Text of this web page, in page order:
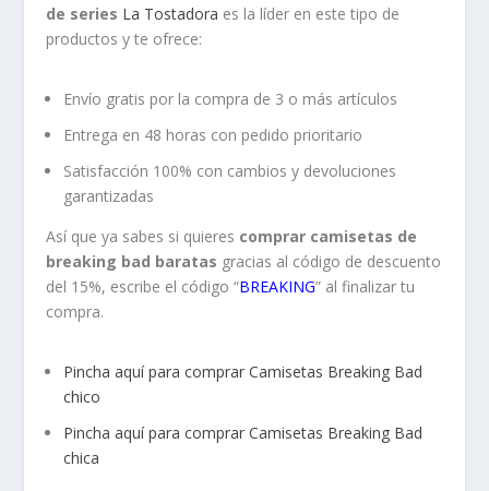
de series La Tostadora es la líder en este tipo de
productos y te ofrece:
Envío gratis por la compra de 3 o más artículos
Entrega en 48 horas con pedido prioritario
Satisfacción 100% con cambios y devoluciones
garantizadas
Así que ya sabes si quieres comprar camisetas de
breaking bad baratas gracias al código de descuento
del 15%, escribe el código “BREAKING” al finalizar tu
compra.
Pincha aquí para comprar Camisetas Breaking Bad
chico
Pincha aquí para comprar Camisetas Breaking Bad
chica